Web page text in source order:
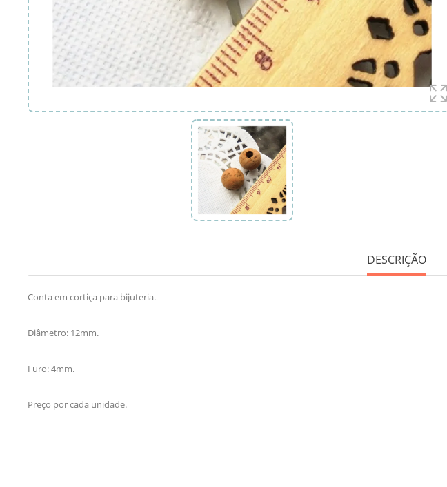
DESCRIÇÃO
Conta em cortiça para bijuteria.
Diâmetro: 12mm.
Furo: 4mm.
Preço por cada unidade.